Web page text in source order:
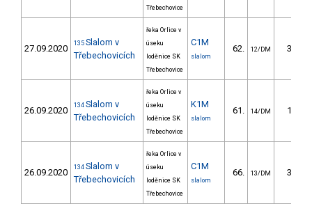
Třebechovice
27.09.2020 135 Slalom v
Třebechovicích
řeka Orlice v
úseku
loděnice SK
Třebechovice
C1M
slalom
62. 12/DM 33.34
26.09.2020 134 Slalom v
Třebechovicích
řeka Orlice v
úseku
loděnice SK
Třebechovice
K1M
slalom
61. 14/DM 17.79
26.09.2020 134 Slalom v
Třebechovicích
řeka Orlice v
úseku
loděnice SK
Třebechovice
C1M
slalom
66. 13/DM 35.18